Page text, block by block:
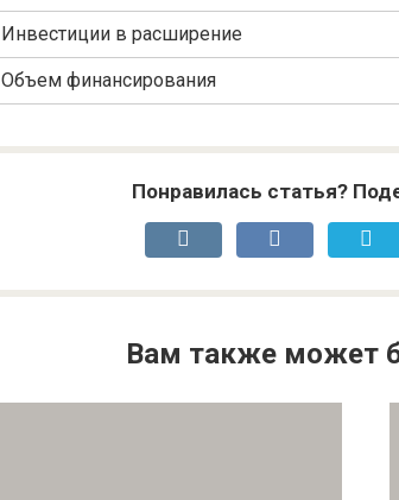
Инвестиции в расширение
Объем финансирования
Понравилась статья?
Вам также может